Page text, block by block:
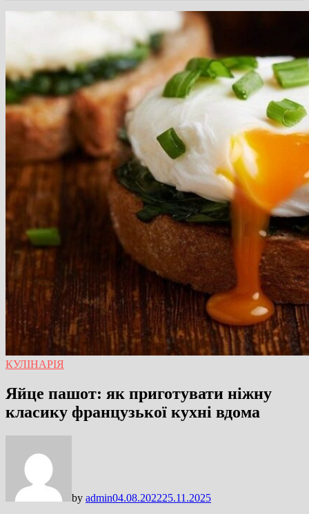
КУЛІНАРІЯ
Яйце пашот: як приготувати ніжну
класику французької кухні вдома
by admin04.08.202225.11.2025